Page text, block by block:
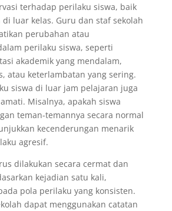
terhadap perilaku siswa, baik
luar kelas. Guru dan staf sekolah
perubahan atau
perilaku siswa, seperti
akademik yang mendalam,
atau keterlambatan yang sering.
siswa di luar jam pelajaran juga
Misalnya, apakah siswa
teman-temannya secara normal
kecenderungan menarik
agresif.
dilakukan secara cermat dan
kejadian satu kali,
pola perilaku yang konsisten.
dapat menggunakan catatan